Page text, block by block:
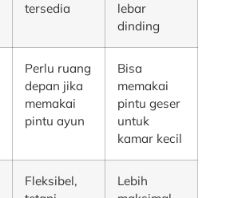
tersedia
lebar
dinding
Perlu ruang
depan jika
memakai
pintu ayun
Bisa
memakai
pintu geser
untuk
kamar kecil
Fleksibel,
Lebih